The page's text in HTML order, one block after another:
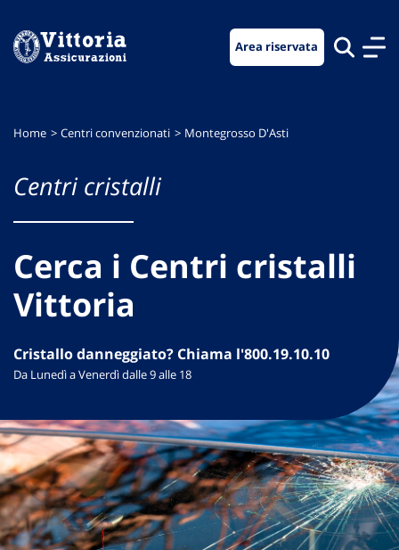
menu
contenuto
footer
Area riservata
Home Centri convenzionati Montegrosso D'Asti
Centri cristalli
Cerca i Centri cristalli
Vittoria
Cristallo danneggiato? Chiama l'800.19.10.10
Da Lunedì a Venerdì dalle 9 alle 18